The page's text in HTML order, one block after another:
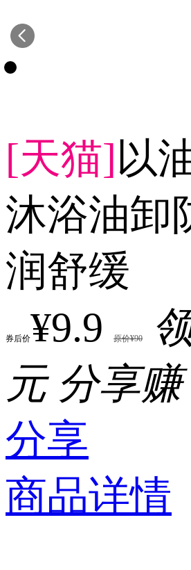
[天猫]以
沐浴油卸
润舒缓
券后价¥9.9 原价¥90
元 分享
分享
商品详情